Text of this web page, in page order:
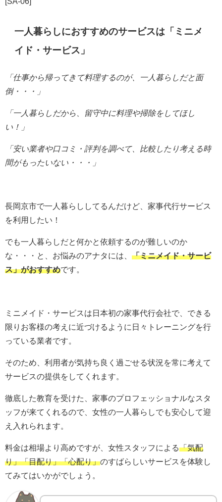
一人暮らしにおすすめのサービスは「ミニメ
イド・サービス」
「仕事から帰ってきて料理するのが、一人暮らしだと面
倒・・・」
「一人暮らしだから、留守中に料理や掃除をしてほし
い！」
「安い業者や口コミ・評判を調べて、比較したり考える時
間がもったいない・・・」
長岡京市で一人暮らししてるんだけど、家事代行サービス
を利用したい！
でも一人暮らしだと何かと依頼するのが難しいのか
な・・・と、お悩みのアナタには、 「ミニメイド・サービ
ス」がおすすめです。
ミニメイド・サービスは日本初の家事代行会社で、できる
限りお客様の考えに近づけるように日々トレーニングを行
っている業者です。
そのため、利用者が気持ち良く過ごせる状況を常に考えて
サービスの提供をしてくれます。
徹底した教育を受けた、家事のプロフェッショナルなスタ
ッフが来てくれるので、女性の一人暮らしでも安心して迎
え入れられます。
料金は相場より高めですが、女性スタッフによる「気配
り」「目配り」「心配り」のすばらしいサービスを体験し
てみてはいかがでしょう。